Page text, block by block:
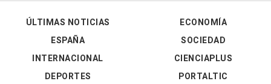
ÚLTIMAS NOTICIAS
ESPAÑA
INTERNACIONAL
DEPORTES
ECONOMÍA
SOCIEDAD
CIENCIAPLUS
PORTALTIC